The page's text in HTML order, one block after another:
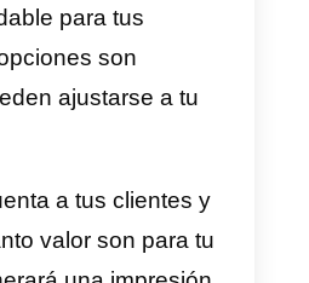
y a administrar tus
recursos. Pueden
regalo para sus
el que ambas partes